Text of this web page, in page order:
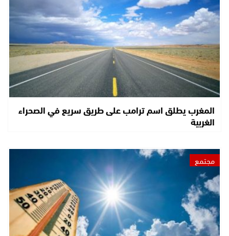
المغرب يطلق اسم ترامب على طريق سريع في الصحراء
الغربية
مجتمع